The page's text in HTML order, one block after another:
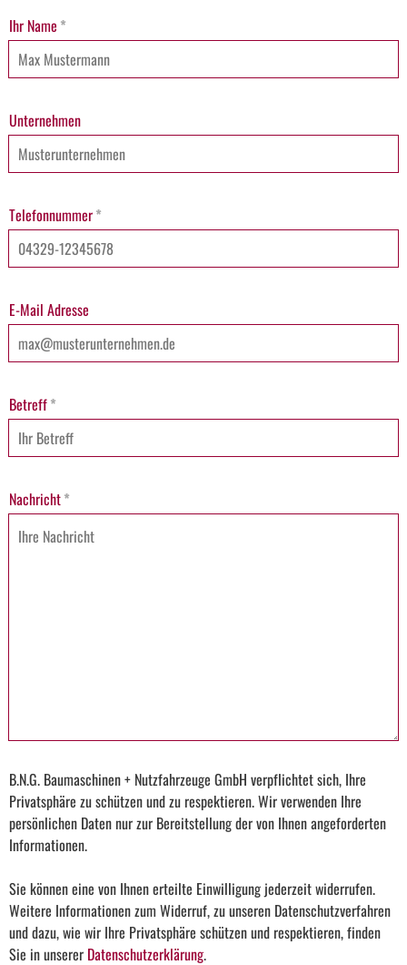
Ihr Name *
Unternehmen
Telefonnummer*
E-Mail Adresse
Betreff*
Nachricht*
B.N.G. Baumaschinen + Nutzfahrzeuge GmbH verpflichtet sich, Ihre
Privatsphäre zu schützen und zu respektieren. Wir verwenden Ihre
persönlichen Daten nur zur Bereitstellung der von Ihnen angeforderten
Informationen.
Sie können eine von Ihnen erteilte Einwilligung jederzeit widerrufen.
Weitere Informationen zum Widerruf, zu unseren Datenschutzverfahren
und dazu, wie wir Ihre Privatsphäre schützen und respektieren, finden
Sie in unserer Datenschutzerklärung.